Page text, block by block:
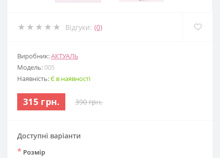
Відгуки: (0)
Виробник:АКТУАЛЬ
Модель:005
Наявність:Є в наявності
315 грн. 390 грн.
Доступні варіанти
* Розмір